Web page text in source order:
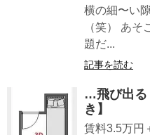
横の細〜い
（笑） あ
題だ...
記事を読む
…飛び出る
き】
賃料3.5万円